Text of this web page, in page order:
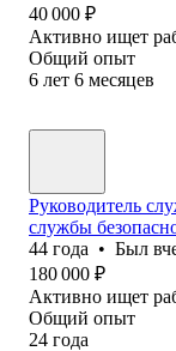
40 000 ₽
Активно ищет
Общий опыт
6 лет 6 месяцев
Руководитель
службы
44 года • Был
180 000 ₽
Активно ищет
Общий опыт
24 года